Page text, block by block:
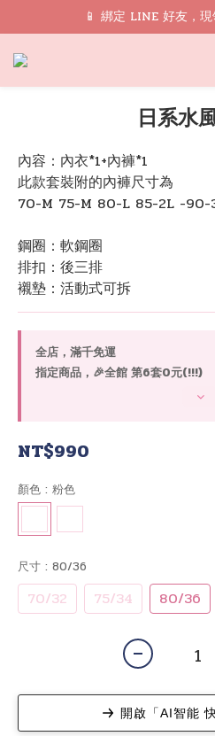
🎁 禮遇： 加入會員領
📱 綁定 LINE 好友，
🎁 禮遇： 加入會員領
日系水
內容：內衣*1+內褲*1
此款套裝附的內褲尺寸為
70-M 75-M 80-L 85-2L -90-
鋼圈：軟鋼圈
排扣：後三排
襯墊：活動式可拆
全店，滿千免運
指定商品，🎉全館 第6套0元(!!!)
NT$990
顏色 : 粉色
尺寸 : 80/36
70/32 75/34 80/36
開啟「AI智能